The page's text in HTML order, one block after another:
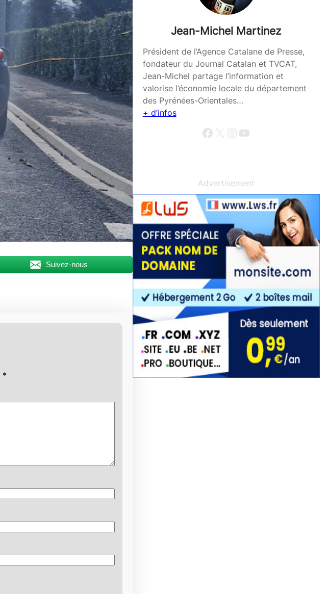
Suivez-nous
*
Jean-Michel Martinez
Président de l’Agence Catalane de Presse,
fondateur du Journal Catalan et TVCAT,
Jean-Michel partage l’information et
valorise l’économie locale du département
des Pyrénées-Orientales…
+ d’infos
Facebook X InstagramYouTube
Advertisement